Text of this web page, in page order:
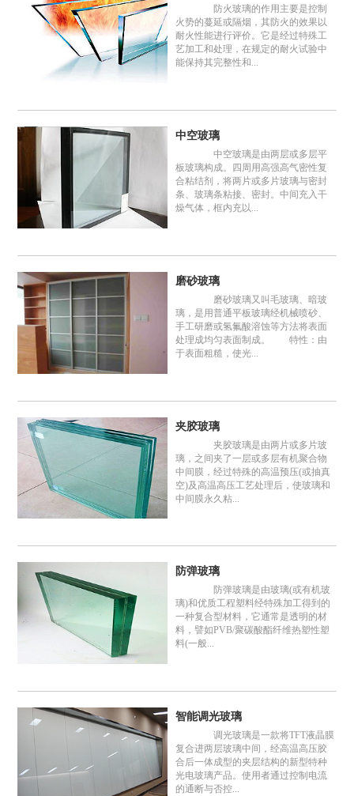
防火玻璃的作用主要是控制
火势的蔓延或隔烟，其防火的效果以
耐火性能进行评价。它是经过特殊工
艺加工和处理，在规定的耐火试验中
能保持其完整性和...
中空玻璃
中空玻璃是由两层或多层平
板玻璃构成。四周用高强高气密性复
合粘结剂，将两片或多片玻璃与密封
条、玻璃条粘接、密封。中间充入干
燥气体，框内充以...
磨砂玻璃
磨砂玻璃又叫毛玻璃、暗玻
璃，是用普通平板玻璃经机械喷砂、
手工研磨或氢氟酸溶蚀等方法将表面
处理成均匀表面制成。 特性：由
于表面粗糙，使光...
夹胶玻璃
夹胶玻璃是由两片或多片玻
璃，之间夹了一层或多层有机聚合物
中间膜，经过特殊的高温预压(或抽真
空)及高温高压工艺处理后，使玻璃和
中间膜永久粘...
防弹玻璃
防弹玻璃是由玻璃(或有机玻
璃)和优质工程塑料经特殊加工得到的
一种复合型材料，它通常是透明的材
料，譬如PVB/聚碳酸酯纤维热塑性塑
料(一般...
智能调光玻璃
调光玻璃是一款将TFT液晶膜
复合进两层玻璃中间，经高温高压胶
合后一体成型的夹层结构的新型特种
光电玻璃产品。使用者通过控制电流
的通断与否控...